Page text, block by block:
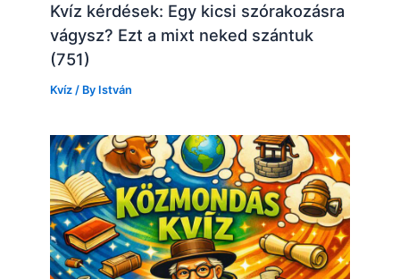
Kvíz kérdések: Egy kicsi szórakozásra
vágysz? Ezt a mixt neked szántuk
(751)
Kvíz / By István